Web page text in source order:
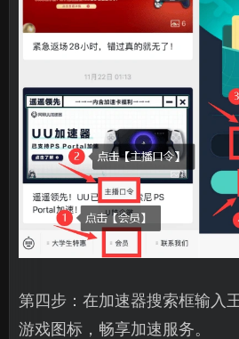
第四步：在加速器搜索框输入
游戏图标，畅享加速服务。